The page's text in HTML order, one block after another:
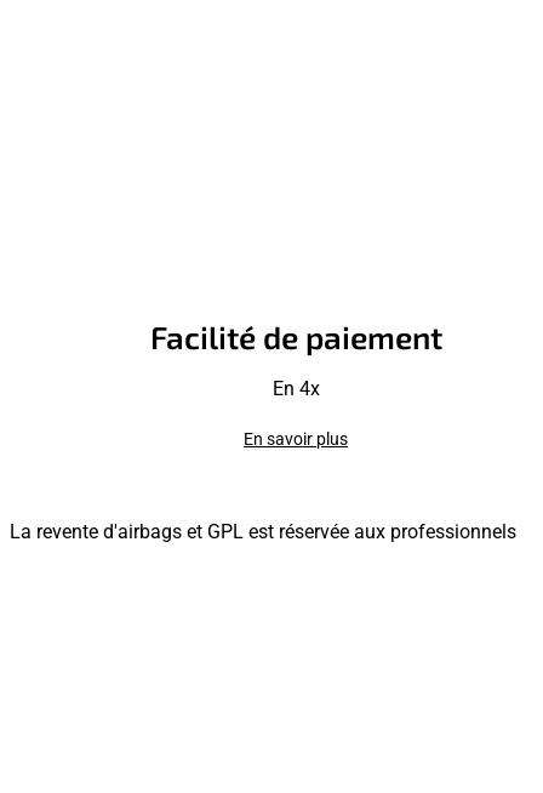
Facilité de paiement
En 4x
En savoir plus
La revente d'airbags et GPL est réservée aux professionnels